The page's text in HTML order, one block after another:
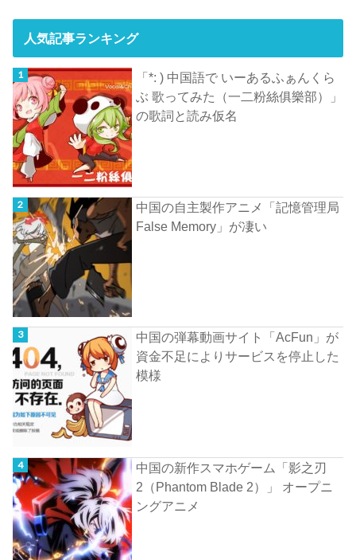
人気記事ランキング
「*: ) 中国語で いーあるふぁんくら
ぶ 歌ってみた（一二粉絲俱樂部）」
の歌詞と読み仮名
中国の自主製作アニメ「記憶管理局
False Memory」が凄い
中国の弾幕動画サイト「AcFun」が
資金不足によりサービスを停止した
模様
中国の新作スマホゲーム「影之刃
2（Phantom Blade 2）」 オープニ
ングアニメ